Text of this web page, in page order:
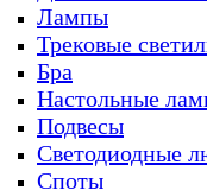
Лампы
Трековые
Бра
Настольные
Подвесы
Светодиодные
Споты